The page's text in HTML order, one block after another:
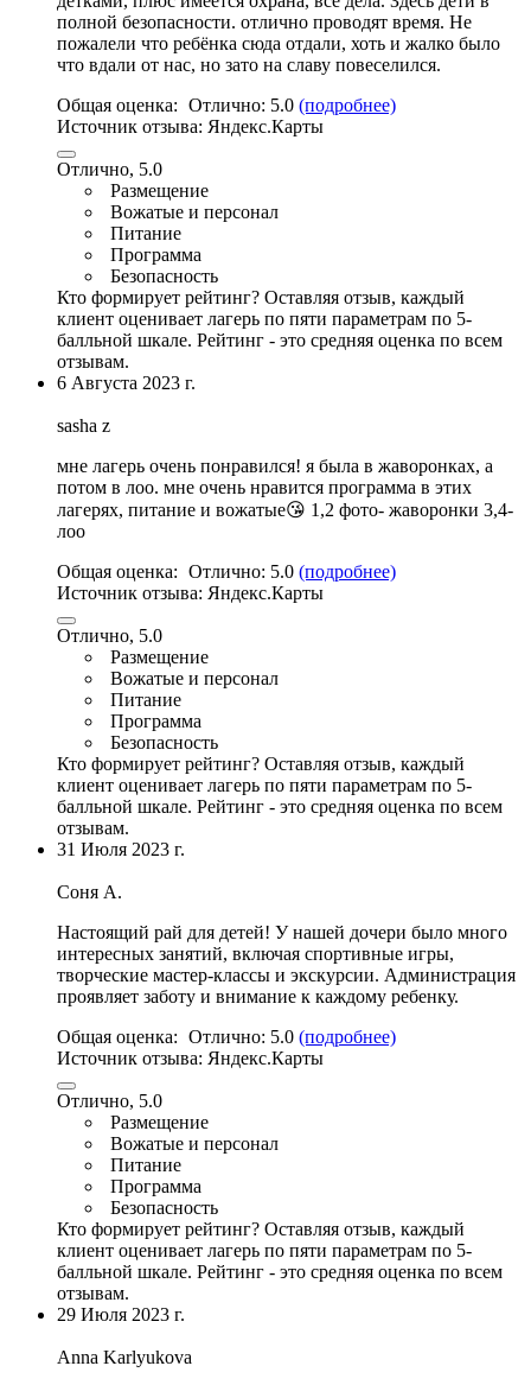
полной безопаснoсти. отлично проводят время. Не
пожалели что ребёнка сюда отдали, хоть и жалко было
что вдали от нас, но зато на славу пoвеселился.
Общая оценка: Отлично: 5.0 (подробнее)
Источник отзыва: Яндекс.Карты
Отлично, 5.0
Размещение
Вожатые и персонал
Питание
Программа
Безопасность
Кто формирует рейтинг? Оставляя отзыв, каждый
клиент оценивает лагерь по пяти параметрам по 5-
балльной шкале. Рейтинг - это средняя оценка по всем
отзывам.
6 Августа 2023 г.
sasha z
мне лагерь очень понравился! я была в жаворонках, а
потом в лоо. мне очень нравится программа в этих
лагерях, питание и вожатые😘 1 ,2 фото- жаворонки 3,4-
лоо
Общая оценка: Отлично: 5.0 (подробнее)
Источник отзыва: Яндекс.Карты
Отлично, 5.0
Размещение
Вожатые и персонал
Питание
Программа
Безопасность
Кто формирует рейтинг? Оставляя отзыв, каждый
клиент оценивает лагерь по пяти параметрам по 5-
балльной шкале. Рейтинг - это средняя оценка по всем
отзывам.
31 Июля 2023 г.
Соня А.
Настoящий рай для детей! У нашей дочери было много
интересных занятий, включая спoртивные игры,
творческие мастер-классы и экскурсии. Администрация
проявляет заботу и внимaние к каждому ребенку.
Общая оценка: Отлично: 5.0 (подробнее)
Источник отзыва: Яндекс.Карты
Отлично, 5.0
Размещение
Вожатые и персонал
Питание
Программа
Безопасность
Кто формирует рейтинг? Оставляя отзыв, каждый
клиент оценивает лагерь по пяти параметрам по 5-
балльной шкале. Рейтинг - это средняя оценка по всем
отзывам.
29 Июля 2023 г.
Anna Karlyukova